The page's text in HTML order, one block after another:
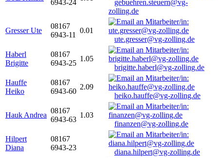
6943-24
gebuehren.steuern@vg-
zolling.de
Gresser Ute
08167
6943-11
0.01
ute.gresser@vg-zolling.de
Haberl
Brigitte
08167
6943-25
1.05
brigitte.haberl@vg-zolling.de
Hauffe
Heiko
08167
6943-60
2.09
heiko.hauffe@vg-zolling.de
Hauk Andrea
08167
6943-63
1.03
finanzen@vg-zolling.de
Hilpert
Diana
08167
6943-23
diana.hilpert@vg-zolling.de